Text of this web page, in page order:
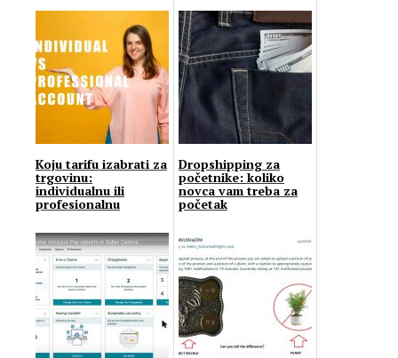
Koju tarifu izabrati za
trgovinu:
individualnu ili
profesionalnu
Dropshipping za
početnike: koliko
novca vam treba za
početak